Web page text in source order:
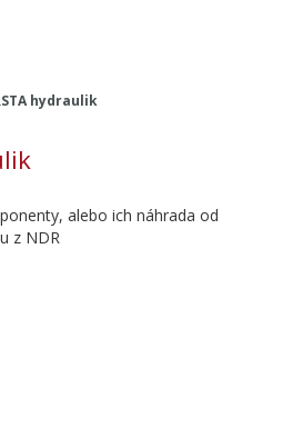
hydraulik
alebo ich náhrada od
z NDR